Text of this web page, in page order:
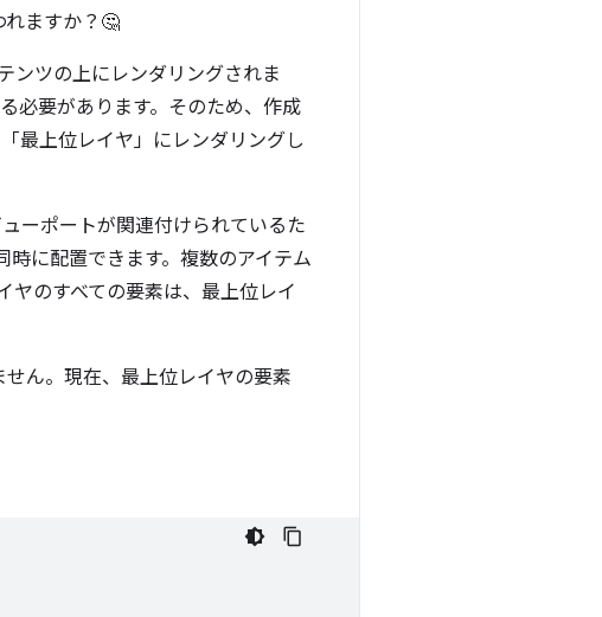
ますか？🤔
ンツの上にレンダリングされま
必要があります。そのため、作成
最上位レイヤ」にレンダリングし
ーポートが関連付けられているた
に配置できます。複数のアイテム
ヤのすべての要素は、最上位レイ
ん。現在、最上位レイヤの要素